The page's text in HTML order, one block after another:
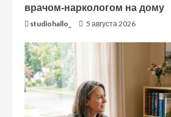
врачом-наркологом на дому
studiohallo_ 5 августа 2026